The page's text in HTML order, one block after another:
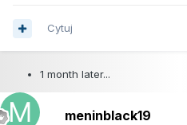
Cytuj
1 month later...
meninblack19